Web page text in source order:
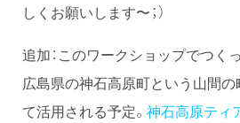
しくお願いします〜；）
追加：このワークショップでつく
広島県の神石高原町という山間
て活用される予定。 神石高原ティ